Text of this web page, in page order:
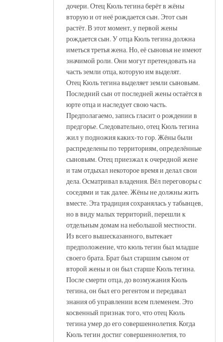
дочери. Отец Кюль тегина берёт в жёны
вторую и от неё рождается сын. Этот сын
растёт. В этот момент, у первой жены
рождается сын. У отца Кюль тегина должна
иметься третья жена. Но, её сыновья не имеют
значимой роли. Они могут претендовать на
часть земли отца, которую им выделят.
Отец Кюль тегина выделяет земли сыновьям.
Последний сын от последней жены остаётся в
юрте отца и наследует свою часть.
Предполагаемо, запись гласит о рождении в
предгорье. Следовательно, отец Кюль тегина
жил у подножия каких-то гор. Жёны были
распределены по территориям, определённые
сыновьям. Отец приезжал к очередной жене
и там отдыхал некоторое время и делал свои
дела. Осматривал владения. Вёл переговоры с
соседями и так далее. Жёны не должны жить
вместе. Эта традиция сохранялась у табынцев,
но в виду малых территорий, перешли к
отдельным домам на небольшой местности.
Из всего вышесказанного, вытекает
предположение, что кюль тегин был младше
своего брата. Брат был старшим сыном от
второй жены и он был старше Кюль тегина.
После смерти отца, до возмужания Кюль
тегина, он был его регентом и передавал
знания об управлении всем племенем. Это
косвенный признак того, что отец Кюль
тегина умер до его совершеннолетия. Когда
Кюль тегин достиг совершеннолетия, то